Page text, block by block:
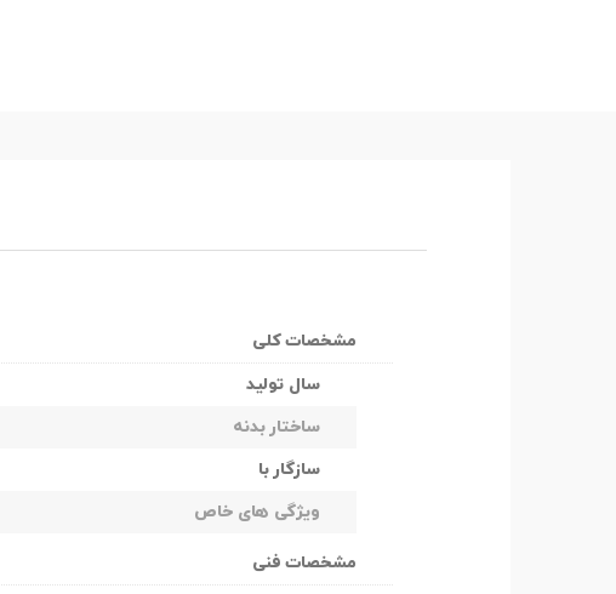
مشخصات کلی
سال تولید
ساختار بدنه
سازگار با
ویژگی های خاص
مشخصات فنی